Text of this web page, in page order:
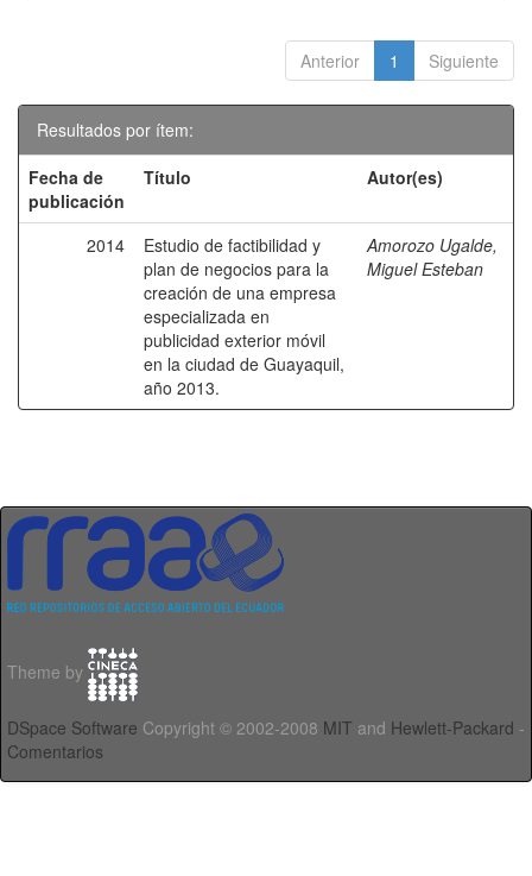
Anterior 1 Siguiente
Resultados por ítem:
Fecha de
publicación
Título Autor(es)
2014
Estudio de factibilidad y
plan de negocios para la
creación de una empresa
especializada en
publicidad exterior móvil
en la ciudad de Guayaquil,
año 2013.
Amorozo Ugalde,
Miguel Esteban
Theme by
DSpace Software Copyright © 2002-2008 MIT and Hewlett-Packard -
Comentarios